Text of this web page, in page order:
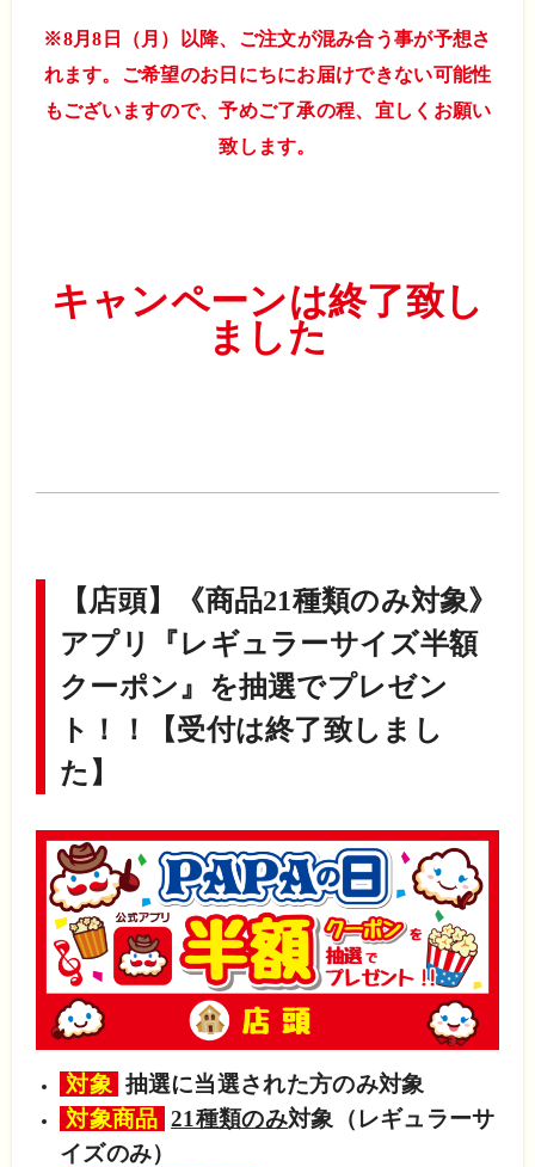
※8月8日（月）以降、ご注文が混み合う事が予想さ
れます。ご希望のお日にちにお届けできない可能性
もございますので、予めご了承の程、宜しくお願い
致します。
キャンペーンは終了致し
ました
【店頭】《商品21種類のみ対象》
アプリ『レギュラーサイズ半額
クーポン』を抽選でプレゼン
ト！！【受付は終了致しまし
た】
対象
抽選に当選された方のみ対象
対象商品 21種類のみ対象（レギュラーサ
イズのみ）